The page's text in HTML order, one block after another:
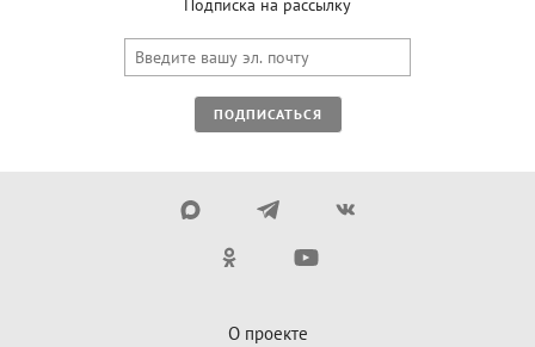
Подписка на рассылку
ПОДПИСАТЬСЯ
О проекте